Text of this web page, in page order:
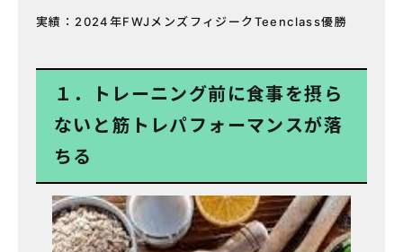
実績：2024年FWJメンズフィジークTeenclass優勝
１．トレーニング前に食事を摂ら
ないと筋トレパフォーマンスが落
ちる